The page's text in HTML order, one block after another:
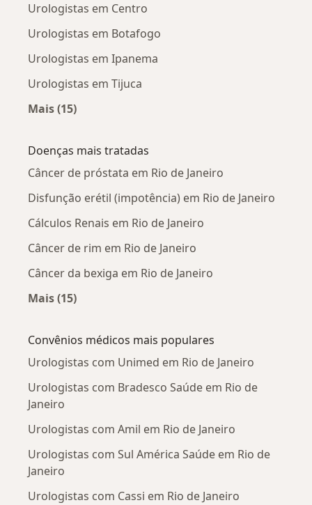
Urologistas em Centro
Urologistas em Botafogo
Urologistas em Ipanema
Urologistas em Tijuca
Mais (15)
Doenças mais tratadas
Câncer de próstata em Rio de Janeiro
Disfunção erétil (impotência) em Rio de Janeiro
Cálculos Renais em Rio de Janeiro
Câncer de rim em Rio de Janeiro
Câncer da bexiga em Rio de Janeiro
Mais (15)
Convênios médicos mais populares
Urologistas com Unimed em Rio de Janeiro
Urologistas com Bradesco Saúde em Rio de
Janeiro
Urologistas com Amil em Rio de Janeiro
Urologistas com Sul América Saúde em Rio de
Janeiro
Urologistas com Cassi em Rio de Janeiro